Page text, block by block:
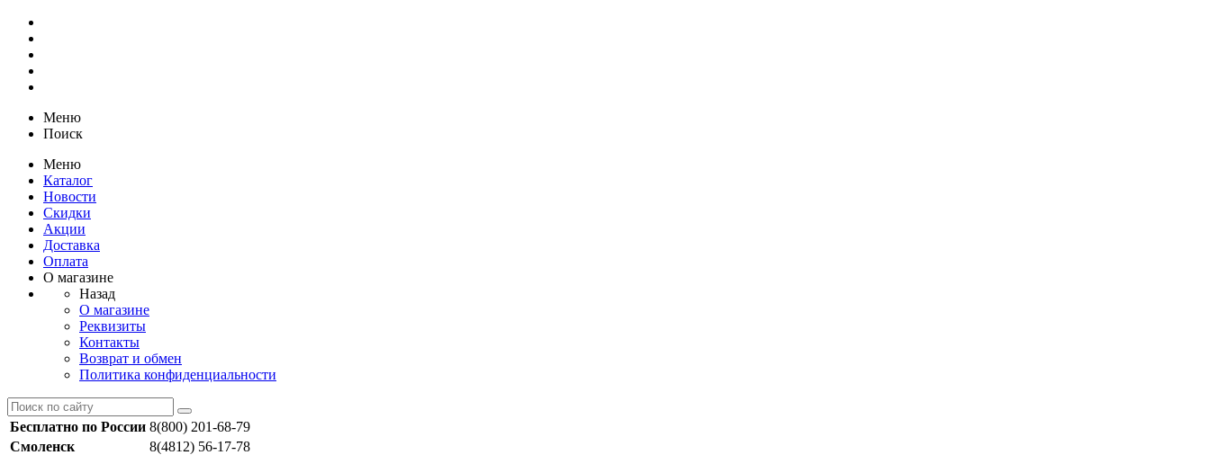
Меню
Поиск
Меню
Каталог
Новости
Скидки
Акции
Доставка
Оплата
О магазине
Назад
О магазине
Реквизиты
Контакты
Возврат и обмен
Политика конфиденциальности
Бесплатно по России 8(800) 201-68-79
Смоленск
8(4812) 56-17-78